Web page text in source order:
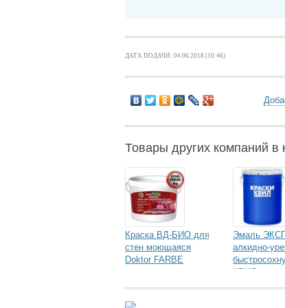
ДАТА ПОДАЧИ: 04.06.2018 (10:46)
Товары других компаний в
Краска ВД-БИО для
стен моющаяся
Doktor FARBE
Эмаль
алкидно-
КВИЛ